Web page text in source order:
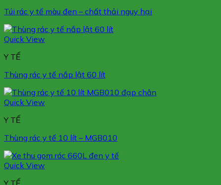
Túi rác y tế màu đen – chất thải nguy hại
Quick View
Y TẾ
Thùng rác y tế nắp lật 60 lít
Quick View
Y TẾ
Thùng rác y tế 10 lít – MGB010
Quick View
Y TẾ